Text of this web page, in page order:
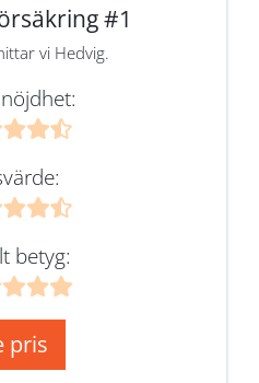
#1
vi Hedvig.
betyg:
pris